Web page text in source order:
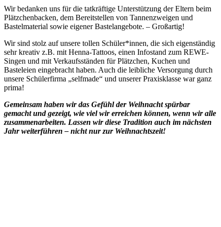
Wir bedanken uns für die tatkräftige Unterstützung der Eltern beim
Plätzchenbacken, dem Bereitstellen von Tannenzweigen und
Bastelmaterial sowie eigener Bastelangebote. – Großartig!
Wir sind stolz auf unsere tollen Schüler*innen, die sich eigenständig
sehr kreativ z.B. mit Henna-Tattoos, einen Infostand zum REWE-
Singen und mit Verkaufsständen für Plätzchen, Kuchen und
Basteleien eingebracht haben. Auch die leibliche Versorgung durch
unsere Schülerfirma „selfmade“ und unserer Praxisklasse war ganz
prima!
Gemeinsam haben wir das Gefühl der Weihnacht spürbar
gemacht und gezeigt, wie viel wir erreichen können, wenn wir alle
zusammenarbeiten. Lassen wir diese Tradition auch im nächsten
Jahr weiterführen – nicht nur zur Weihnachtszeit!